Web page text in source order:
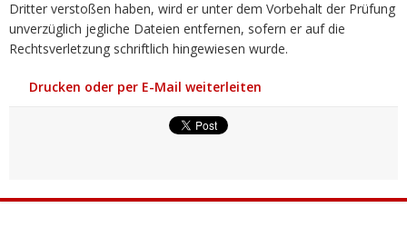
Dritter verstoßen haben, wird er unter dem Vorbehalt der Prüfung
unverzüglich jegliche Dateien entfernen, sofern er auf die
Rechtsverletzung schriftlich hingewiesen wurde.
Drucken oder per E-Mail weiterleiten